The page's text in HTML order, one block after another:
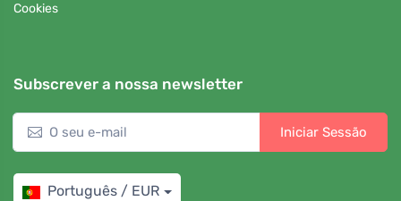
Cookies
Subscrever a nossa newsletter
Iniciar Sessão
Português / EUR